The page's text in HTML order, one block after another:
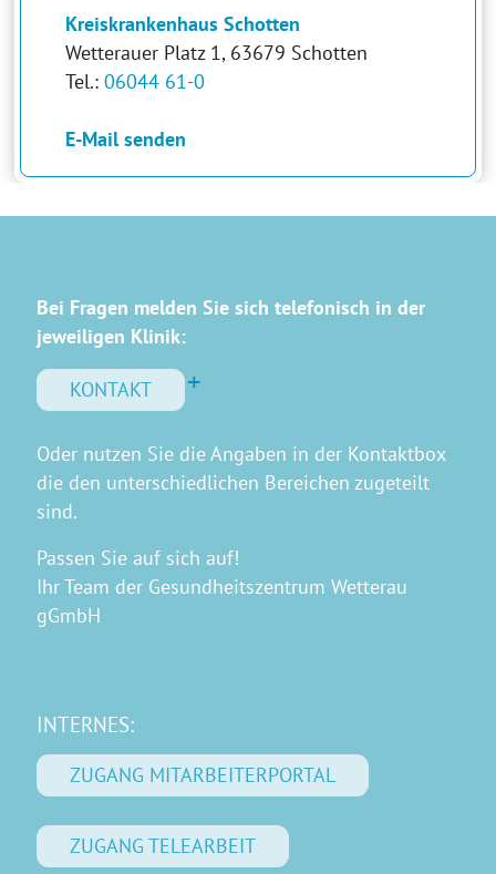
Kreiskrankenhaus Schotten
Wetterauer Platz 1, 63679 Schotten
Tel.:06044 61-0
E-Mail senden
Bei Fragen melden Sie sich telefonisch in der
jeweiligen Klinik:
KONTAKT
Oder nutzen Sie die Angaben in der Kontaktbox
die den unterschiedlichen Bereichen zugeteilt
sind.
Passen Sie auf sich auf!
Ihr Team der Gesundheitszentrum Wetterau
gGmbH
INTERNES:
ZUGANG MITARBEITERPORTAL
ZUGANG TELEARBEIT